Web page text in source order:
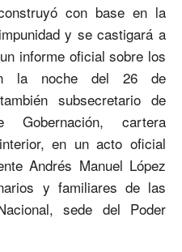
con base en la
y se castigará a
informe oficial sobre los
la noche del 26 de
subsecretario de
Gobernación, cartera
en un acto oficial
Andrés Manuel López
y familiares de las
sede del Poder